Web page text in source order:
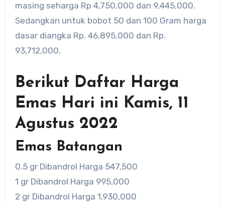
masing seharga Rp 4,750,000 dan 9,445,000.
Sedangkan untuk bobot 50 dan 100 Gram harga
dasar diangka Rp. 46,895,000 dan Rp.
93,712,000.
Berikut Daftar Harga
Emas Hari ini Kamis, 11
Agustus 2022
Emas Batangan
0.5 gr Dibandrol Harga 547,500
1 gr Dibandrol Harga 995,000
2 gr Dibandrol Harga 1,930,000